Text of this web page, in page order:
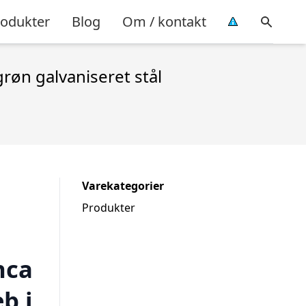
Blog Om / kontakt
galvaniseret stål
Varekategorier
Produkter